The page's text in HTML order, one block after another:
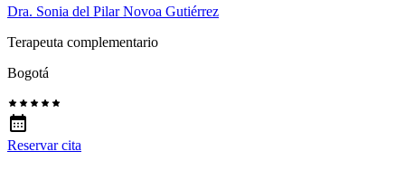
Dra. Sonia del Pilar Novoa Gutiérrez
Terapeuta complementario
Bogotá
Reservar cita